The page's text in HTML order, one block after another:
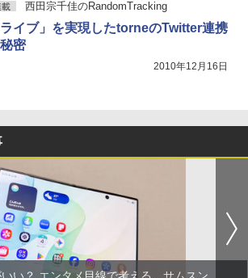
載 西田宗千佳のRandomTracking
ライブ」を実現したtorneのTwitter連携
密
2010年12月16日